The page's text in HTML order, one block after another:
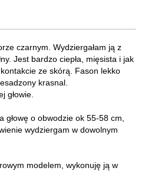
czarnym. Wydziergałam ją z
Jest bardzo ciepła, mięsista i jak
ze skórą. Fason lekko
krasnal.
głowie.
głowę o obwodzie ok 55-58 cm,
wydziergam w dowolnym
modelem, wykonuję ją w